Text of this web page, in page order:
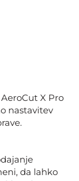
X Pro
nastavitev
da lahko